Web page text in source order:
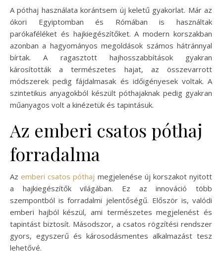
A póthaj használata korántsem új keletű gyakorlat. Már az
ókori Egyiptomban és Rómában is használtak
parókaféléket és hajkiegészítőket. A modern korszakban
azonban a hagyományos megoldások számos hátránnyal
bírtak. A ragasztott hajhosszabbítások gyakran
károsították a természetes hajat, az összevarrott
módszerek pedig fájdalmasak és időigényesek voltak. A
szintetikus anyagokból készült póthajaknak pedig gyakran
műanyagos volt a kinézetük és tapintásuk.
Az emberi csatos póthaj
forradalma
Azemberi csatos póthaj megjelenése új korszakot nyitott
a hajkiegészítők világában. Ez az innováció több
szempontból is forradalmi jelentőségű. Először is, valódi
emberi hajból készül, ami természetes megjelenést és
tapintást biztosít. Másodszor, a csatos rögzítési rendszer
gyors, egyszerű és károsodásmentes alkalmazást tesz
lehetővé.